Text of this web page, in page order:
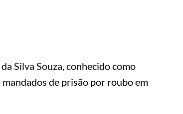
Silva Souza, conhecido como
de prisão por roubo em